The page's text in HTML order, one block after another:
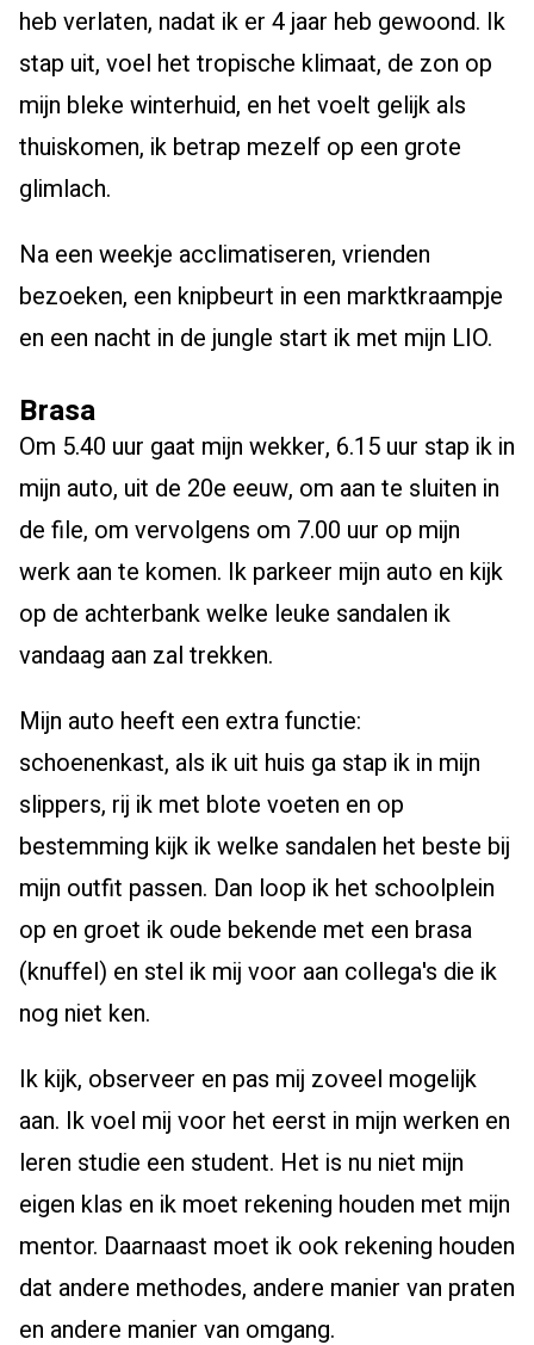
heb verlaten, nadat ik er 4 jaar heb gewoond. Ik
stap uit, voel het tropische klimaat, de zon op
mijn bleke winterhuid, en het voelt gelijk als
thuiskomen, ik betrap mezelf op een grote
glimlach.
Na een weekje acclimatiseren, vrienden
bezoeken, een knipbeurt in een marktkraampje
en een nacht in de jungle start ik met mijn LIO.
Brasa
Om 5.40 uur gaat mijn wekker, 6.15 uur stap ik in
mijn auto, uit de 20e eeuw, om aan te sluiten in
de file, om vervolgens om 7.00 uur op mijn
werk aan te komen. Ik parkeer mijn auto en kijk
op de achterbank welke leuke sandalen ik
vandaag aan zal trekken.
Mijn auto heeft een extra functie:
schoenenkast, als ik uit huis ga stap ik in mijn
slippers, rij ik met blote voeten en op
bestemming kijk ik welke sandalen het beste bij
mijn outfit passen. Dan loop ik het schoolplein
op en groet ik oude bekende met een brasa
(knuffel) en stel ik mij voor aan collega's die ik
nog niet ken.
Ik kijk, observeer en pas mij zoveel mogelijk
aan. Ik voel mij voor het eerst in mijn werken en
leren studie een student. Het is nu niet mijn
eigen klas en ik moet rekening houden met mijn
mentor. Daarnaast moet ik ook rekening houden
dat andere methodes, andere manier van praten
en andere manier van omgang.